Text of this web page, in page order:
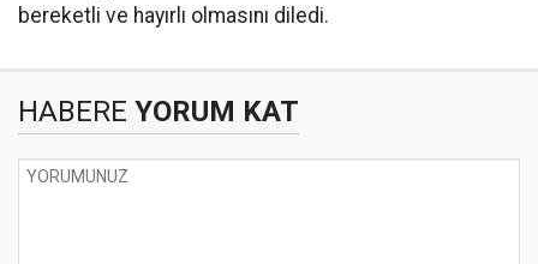
bereketli ve hayırlı olmasını diledi.
HABERE YORUM KAT